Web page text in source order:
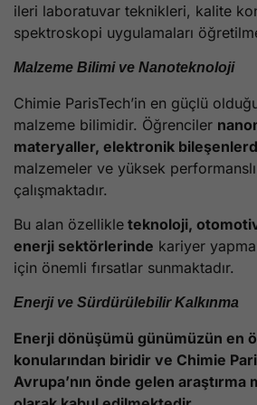
ileri laboratuvar teknikleri, kalite
spektroskopi uygulamaları
Malzeme Bilimi ve Nanoteknoloji
Chimie ParisTech’in en güçlü
malzeme bilimidir. Öğrenciler
materyaller, elektronik
malzemeler ve yüksek
çalışmaktadır.
Bu alan özellikle teknoloji,
enerji sektörlerinde kariyer
için önemli fırsatlar sunmaktadır.
Enerji ve Sürdürülebilir Kalkınma
Enerji dönüşümü günümüzün en
konularından biridir ve Chimie
Avrupa’nın önde gelen